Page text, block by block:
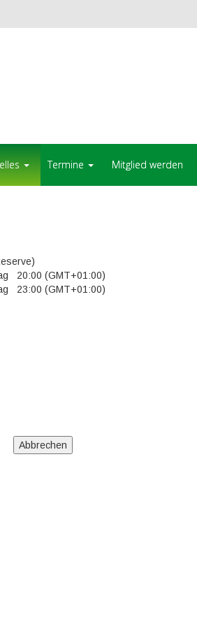
Termine Mitglied werden
20:00 (GMT+01:00)
23:00 (GMT+01:00)